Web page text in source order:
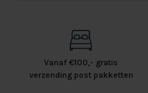
Vanaf €100,- gratis
verzending post pakketten